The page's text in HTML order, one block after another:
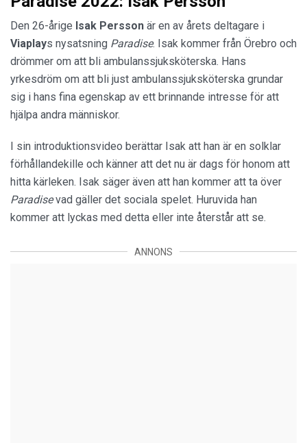
Den 26-årige Isak Persson är en av årets deltagare i
Viaplays nysatsning Paradise. Isak kommer från Örebro och
drömmer om att bli ambulanssjuksköterska. Hans
yrkesdröm om att bli just ambulanssjuksköterska grundar
sig i hans fina egenskap av ett brinnande intresse för att
hjälpa andra människor.
I sin introduktionsvideo berättar Isak att han är en solklar
förhållandekille och känner att det nu är dags för honom att
hitta kärleken. Isak säger även att han kommer att ta över
Paradisevad gäller det sociala spelet. Huruvida han
kommer att lyckas med detta eller inte återstår att se.
ANNONS